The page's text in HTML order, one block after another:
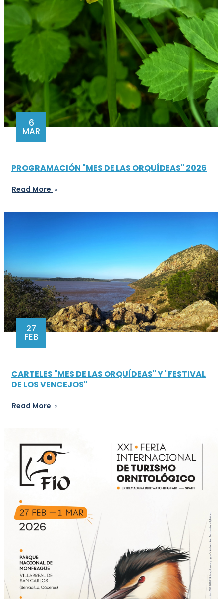
6
MAR
PROGRAMACIÓN "MES DE LAS ORQUÍDEAS" 2026
Read More
27
FEB
CARTELES "MES DE LAS ORQUÍDEAS" Y "FESTIVAL
DE LOS VENCEJOS"
Read More